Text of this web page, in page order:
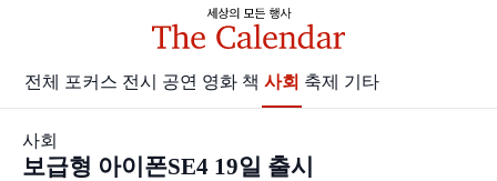
전체 포커스 전시 공연 영화 책 사회 축제 기타
사회
보급형 아이폰SE4 19일 출시